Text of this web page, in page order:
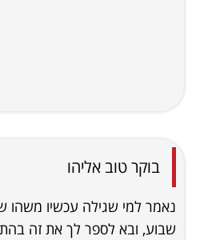
בוקר טוב אליהו
נאמר למי שגילה עכשיו משהו
שבוע, ובא לספר לך את זה